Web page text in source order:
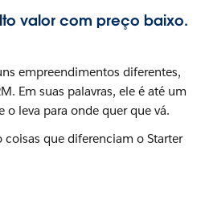
valor com preço baixo.
empreendimentos diferentes,
Em suas palavras, ele é até um
o leva para onde quer que vá.
coisas que diferenciam o Starter